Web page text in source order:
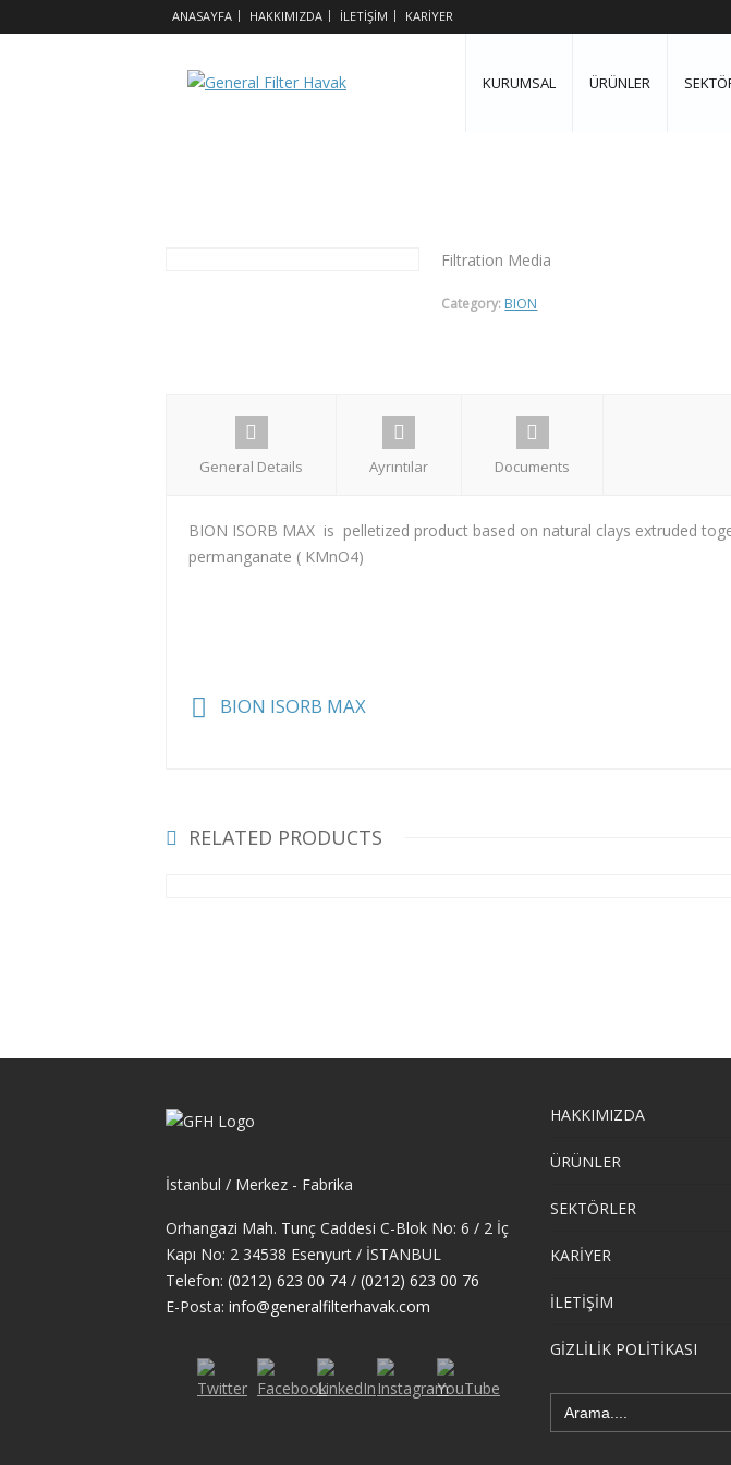
ANASAYFA HAKKIMIZDA İLETİŞİM KARİYER
KURUMSAL ÜRÜNLER
Filtration Media
Category: BION
General Details Ayrıntılar Documents
BION ISORB MAX is pelletized product based on natural clays extruded
permanganate ( KMnO4)
BION ISORB MAX
RELATED PRODUCTS
İstanbul / Merkez - Fabrika
Orhangazi Mah. Tunç Caddesi C-Blok No: 6 / 2 İç
Kapı No: 2 34538 Esenyurt / İSTANBUL
Telefon: (0212) 623 00 74 / (0212) 623 00 76
E-Posta: info@generalfilterhavak.com
HAKKIMIZDA
ÜRÜNLER
SEKTÖRLER
KARİYER
İLETİŞİM
GİZLİLİK POLİTİKASI
Search
for: